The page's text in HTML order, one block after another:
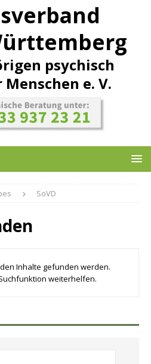
psychisch
e. V.
SoVD
Inhalte gefunden werden.
weiterhelfen.